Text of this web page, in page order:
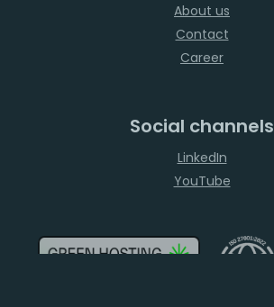
About us
Contact
Career
Social channels
LinkedIn
YouTube